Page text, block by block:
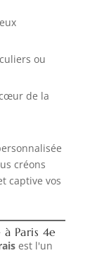
ou
de la
créons
captive vos
Paris 4e
est l'un